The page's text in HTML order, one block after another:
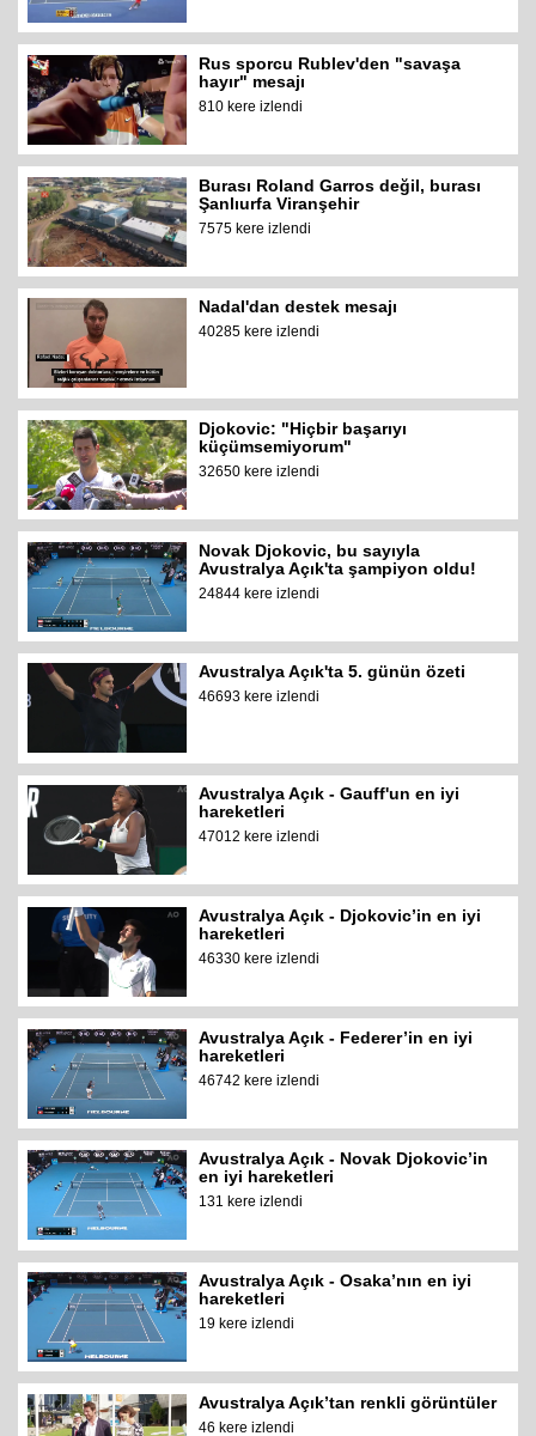
Rus sporcu Rublev'den "savaşa
hayır" mesajı
810 kere izlendi
Burası Roland Garros değil, burası
Şanlıurfa Viranşehir
7575 kere izlendi
Nadal'dan destek mesajı
40285 kere izlendi
Djokovic: "Hiçbir başarıyı
küçümsemiyorum"
32650 kere izlendi
Novak Djokovic, bu sayıyla
Avustralya Açık'ta şampiyon oldu!
24844 kere izlendi
Avustralya Açık'ta 5. günün özeti
46693 kere izlendi
Avustralya Açık - Gauff'un en iyi
hareketleri
47012 kere izlendi
Avustralya Açık - Djokovic’in en iyi
hareketleri
46330 kere izlendi
Avustralya Açık - Federer’in en iyi
hareketleri
46742 kere izlendi
Avustralya Açık - Novak Djokovic’in
en iyi hareketleri
131 kere izlendi
Avustralya Açık - Osaka’nın en iyi
hareketleri
19 kere izlendi
Avustralya Açık’tan renkli görüntüler
46 kere izlendi